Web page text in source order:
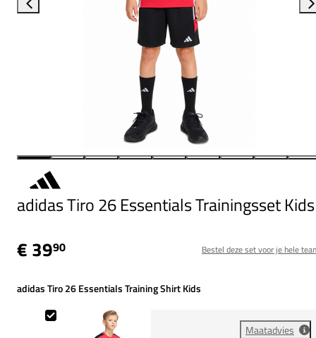
adidas Tiro 26 Essentials Trainingsset Kids
€ 3990 Bestel deze set voor je hele
adidas Tiro 26 Essentials Training Shirt Kids
Maatadvies
adidas Tiro 26 Essentials Training Shirt Kids